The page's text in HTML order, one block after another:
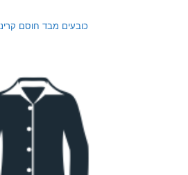
כובעים מבד חוסם קרינת רדיו